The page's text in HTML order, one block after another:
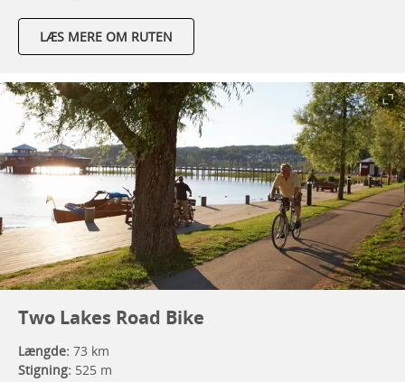
LÆS MERE OM RUTEN
Two Lakes Road Bike
Længde: 73 km
Stigning: 525 m